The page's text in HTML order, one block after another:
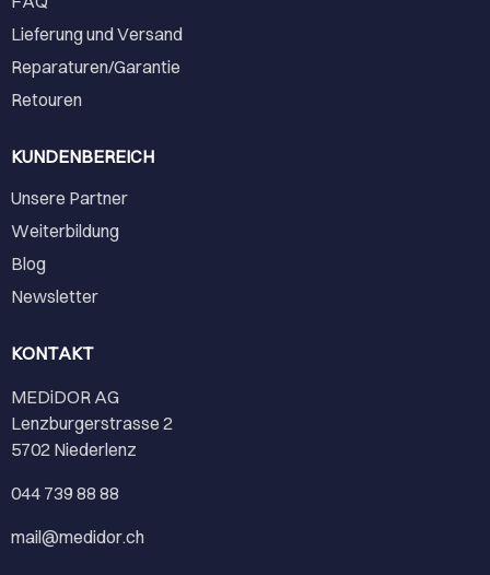
Lieferung und Versand
Reparaturen/Garantie
Retouren
KUNDENBEREICH
Unsere Partner
Weiterbildung
Blog
Newsletter
KONTAKT
MEDiDOR AG
Lenzburgerstrasse 2
5702 Niederlenz
044 739 88 88
mail@medidor.ch